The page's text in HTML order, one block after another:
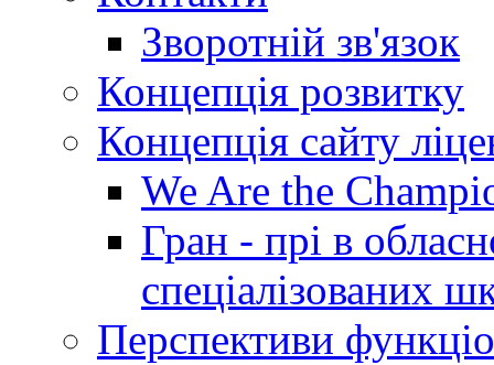
Зворотній зв'язок
Концепція розвитку
Концепція сайту
We Are the
Гран - прі в
спеціалізованих
Перспективи